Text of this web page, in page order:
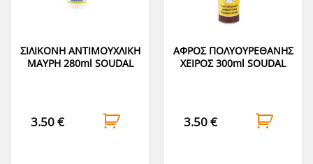
ΣΙΛΙΚΟΝΗ ΑΝΤΙΜΟΥΧΛΙΚΗ
ΜΑΥΡΗ 280ml SOUDAL
3.50€
ΑΦΡΟΣ ΠΟΛΥΟΥΡΕΘΑΝΗΣ
ΧΕΙΡΟΣ 300ml SOUDAL
3.50€